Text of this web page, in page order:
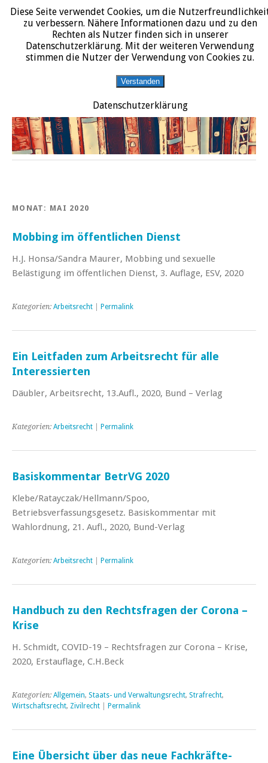
START DATENSCHUTZERKLÄRUNG IMPRESSUM ÜBER JURALIT
JURALIT
Rezensionen juristischer Literatur
MONAT: MAI 2020
Mobbing im öffentlichen Dienst
H.J. Honsa/Sandra Maurer, Mobbing und sexuelle
Belästigung im öffentlichen Dienst, 3. Auflage, ESV, 2020
Kategorien: Arbeitsrecht Permalink
Ein Leitfaden zum Arbeitsrecht für alle
Interessierten
Däubler, Arbeitsrecht, 13.Aufl., 2020, Bund – Verlag
Kategorien: Arbeitsrecht Permalink
Basiskommentar BetrVG 2020
Klebe/Ratayczak/Hellmann/Spoo,
Betriebsverfassungsgesetz. Basiskommentar mit
Wahlordnung, 21. Aufl., 2020, Bund-Verlag
Kategorien: Arbeitsrecht Permalink
Handbuch zu den Rechtsfragen der Corona –
Krise
H. Schmidt, COVID-19 – Rechtsfragen zur Corona – Krise,
2020, Erstauflage, C.H.Beck
Kategorien: Allgemein, Staats- und Verwaltungsrecht, Strafrecht,
Wirtschaftsrecht, Zivilrecht Permalink
Eine Übersicht über das neue Fachkräfte-
Diese Seite verwendet Cookies, um die
zu verbessern. Nähere Informationen dazu und zu den
Rechten als Nutzer finden sich in unserer
Datenschutzerklärung. Mit der weiteren Verwendung
stimmen die Nutzer der Verwendung von Cookies zu.
Verstanden
Datenschutzerklärung